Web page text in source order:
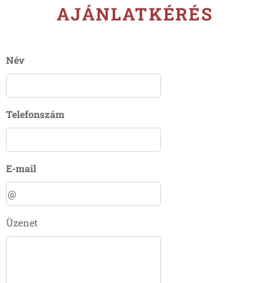
AJÁNLATKÉRÉS
Név
Telefonszám
E-mail
Üzenet